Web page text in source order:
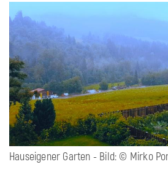
Hauseigener Garten - Bild: © Mirko